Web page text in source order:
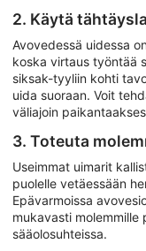
2. Käytä
Avovedessä uidessa
koska virtaus työntää
siksak-tyyliin kohti
uida suoraan. Voit
väliajoin
3. Toteuta
Useimmat uimarit
puolelle vetäessään
Epävarmoissa
mukavasti molemmille
sääolosuhteissa.